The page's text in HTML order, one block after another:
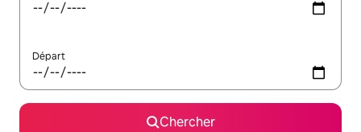
Départ
Chercher